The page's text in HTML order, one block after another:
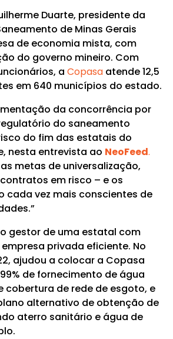
Duarte, presidente da
de Minas Gerais
de economia mista, com
do governo mineiro. Com
a Copasaatende 12,5
em 640 municípios do estado.
da concorrência por
do saneamento
do fim das estatais do
nesta entrevista ao NeoFeed.
metas de universalização,
em risco – e os
cada vez mais conscientes de
gestor de uma estatal com
privada eficiente. No
ajudou a colocar a Copasa
de fornecimento de água
cobertura de rede de esgoto, e
alternativo de obtenção de
aterro sanitário e água de